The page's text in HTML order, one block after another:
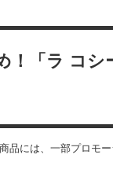
！「ラ コシ
品には、一部プロモ